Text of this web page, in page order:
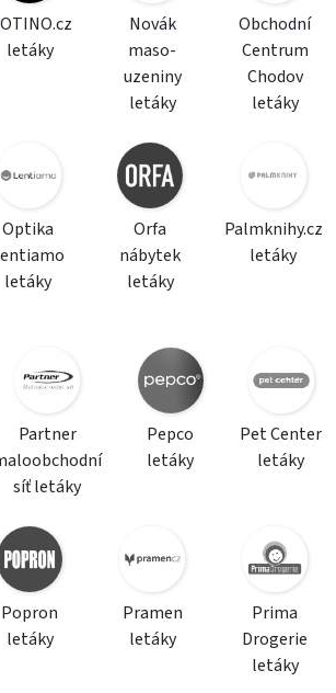
letáky
Novák
maso-
uzeniny
letáky
Obchodní
Centrum
Chodov
letáky
Optika
letáky
Orfa
nábytek
letáky
Palmknihy.cz
letáky
Partner
síť letáky
Pepco
letáky
Pet Center
letáky
Popron
letáky
Pramen
letáky
Prima
Drogerie
letáky